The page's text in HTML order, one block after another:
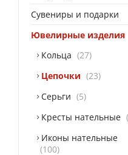
Сувениры и подарки
Ювелирные изделия
Кольца
27
Цепочки
23
Серьги
5
Кресты нательные
Иконы нательные
100